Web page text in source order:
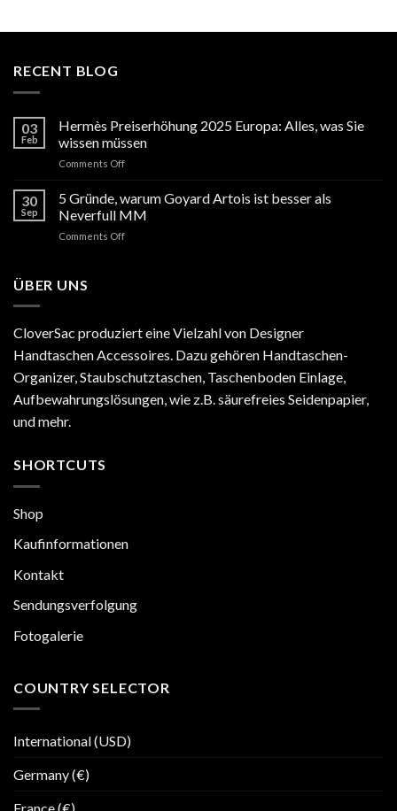
RECENT BLOG
03
Feb
Hermès Preiserhöhung 2025 Europa: Alles, was Sie
wissen müssen
Comments Offon
Preiserhöhung
2025
Europa:
Alles,
30
Sep
5 Gründe, warum Goyard Artois ist besser als
Neverfull MM
Comments Offon
besser
als
Neverfull
MM
ÜBER UNS
CloverSac produziert eine Vielzahl von Designer
Handtaschen Accessoires. Dazu gehören Handtaschen-
Organizer, Staubschutztaschen, Taschenboden Einlage,
Aufbewahrungslösungen, wie z.B. säurefreies Seidenpapier,
und mehr.
SHORTCUTS
Shop
Kaufinformationen
Kontakt
Sendungsverfolgung
Fotogalerie
COUNTRY SELECTOR
International (USD)
Germany (€)